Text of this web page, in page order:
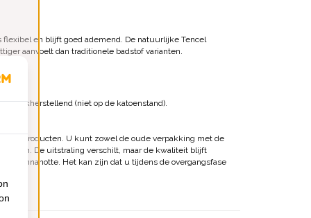
en blijft goed ademend. De natuurlijke Tencel
aanvoelt dan traditionele badstof varianten.
kreukherstellend (niet op de katoenstand).
U kunt zowel de oude verpakking met de
De uitstraling verschilt, maar de kwaliteit blijft
Bonnanotte. Het kan zijn dat u tijdens de overgangsfase